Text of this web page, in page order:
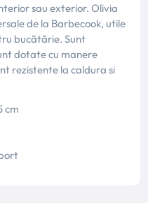
sau exterior. Olivia
de la Barbecook, utile
bucătărie. Sunt
dotate cu manere
rezistente la caldura si
cm